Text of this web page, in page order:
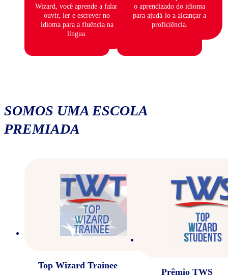
Wizard, você aprende a falar,
ouvir, ler e escrever no
idioma para a fluência na
língua.
o aprendizado do idioma
para ajudá-lo a alcançar a
proficiência.
SOMOS UMA ESCOLA
PREMIADA
Top Wizard Trainee
Prêmio TWS